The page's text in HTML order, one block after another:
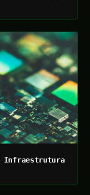
Infraestrutura